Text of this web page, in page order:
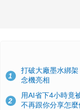
1
打破大廠墨水綁
念機亮相
2
用AI省下4小時竟
不再跟你分享怎麼